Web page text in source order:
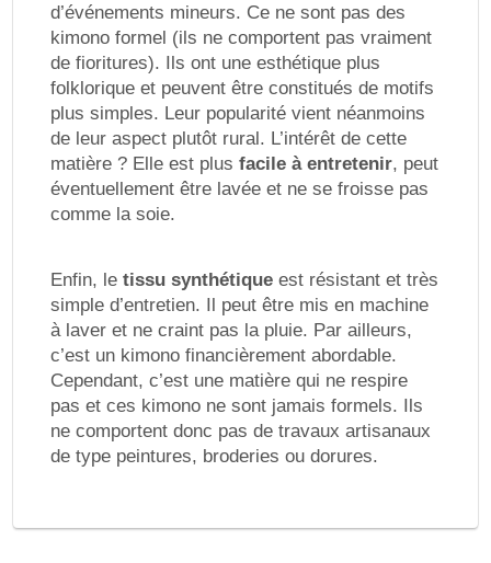
d’événements mineurs. Ce ne sont pas des
kimono formel (ils ne comportent pas vraiment
de fioritures). Ils ont une esthétique plus
folklorique et peuvent être constitués de motifs
plus simples. Leur popularité vient néanmoins
de leur aspect plutôt rural. L’intérêt de cette
matière ? Elle est plus facile à entretenir, peut
éventuellement être lavée et ne se froisse pas
comme la soie.
Enfin, le tissu synthétique est résistant et très
simple d’entretien. Il peut être mis en machine
à laver et ne craint pas la pluie. Par ailleurs,
c’est un kimono financièrement abordable.
Cependant, c’est une matière qui ne respire
pas et ces kimono ne sont jamais formels. Ils
ne comportent donc pas de travaux artisanaux
de type peintures, broderies ou dorures.